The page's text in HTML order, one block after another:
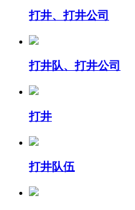
打井、打井公司
打井队、打井公司
打井
打井队伍